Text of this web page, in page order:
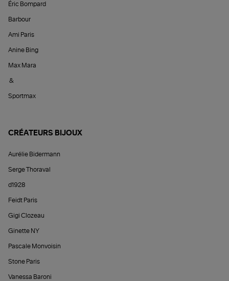
Éric Bompard
Barbour
Ami Paris
Anine Bing
Max Mara
&
Sportmax
CRÉATEURS BIJOUX
Aurélie Bidermann
Serge Thoraval
d1928
Feidt Paris
Gigi Clozeau
Ginette NY
Pascale Monvoisin
Stone Paris
Vanessa Baroni